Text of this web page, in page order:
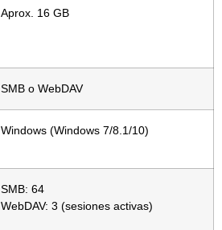
Aprox. 16 GB
SMB o WebDAV
Windows (Windows 7/8.1/10)
SMB: 64
WebDAV: 3 (sesiones activas)